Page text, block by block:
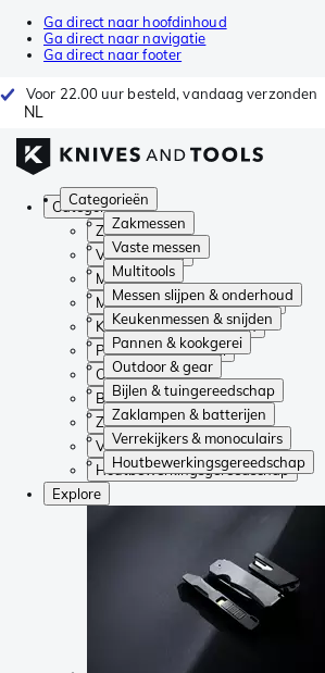
Ga direct naar hoofdinhoud
Ga direct naar navigatie
Ga direct naar footer
Voor 22.00 uur besteld, vandaag verzonden
NL
Categorieën
Zakmessen
Vaste messen
Multitools
Messen slijpen & onderhoud
Keukenmessen & snijden
Pannen & kookgerei
Outdoor & gear
Bijlen & tuingereedschap
Zaklampen & batterijen
Verrekijkers & monoculairs
Houtbewerkingsgereedschap
Categorieën
Zakmessen
Vaste messen
Multitools
Messen slijpen & onderhoud
Keukenmessen & snijden
Pannen & kookgerei
Outdoor & gear
Bijlen & tuingereedschap
Zaklampen & batterijen
Verrekijkers & monoculairs
Houtbewerkingsgereedschap
Explore